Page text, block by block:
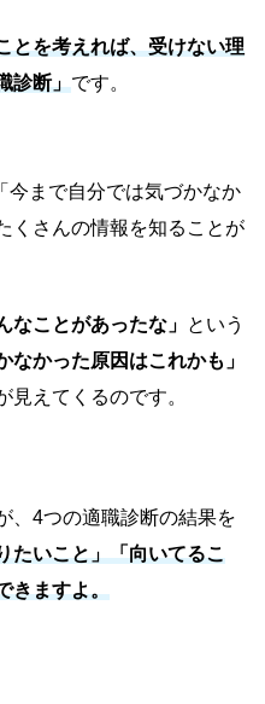
とを考えれば、受けない理
診断」です。
今まで自分では気づかなか
くさんの情報を知ることが
なことがあったな」 という
なかった原因はこれかも」
見えてくるのです。
、4つの適職診断の結果を
たいこと」「向いてるこ
きますよ。